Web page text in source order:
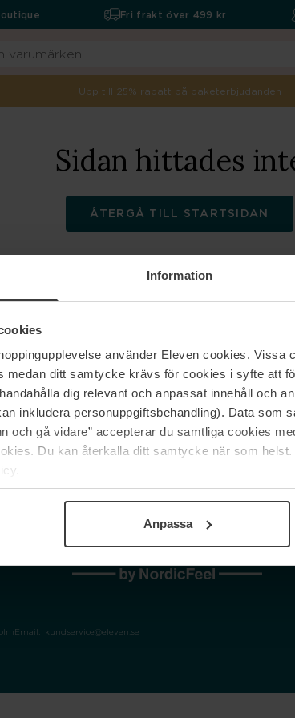
Information
använder Eleven cookies. Vissa
medan ditt samtycke krävs för cookies i syfte att
dig relevant och anpassat innehåll och
inkludera personuppgiftsbehandling). Data som
och gå vidare” accepterar du samtliga cookies
Du kan återkalla ditt samtycke när som
Anpassa
Fri frakt över 499 kr
Upp till 25% rabatt på paketerbjudanden
Sidan hittades
ÅTERGÅ TILL STARTSIDAN
Om oss
Jobba hos oss
Våra varumärken
Email: kundservice@eleven.se